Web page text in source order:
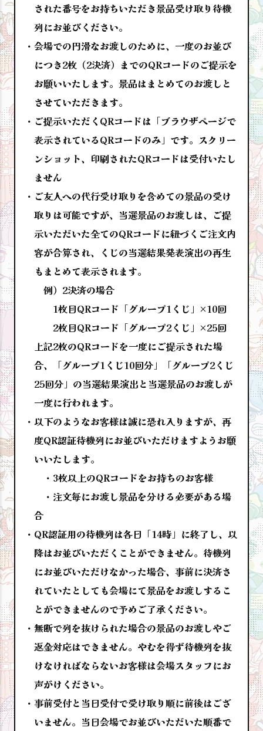
された番号をお持ちいただき景品受け取り待機
列にお並びください。
会場での円滑なお渡しのために、一度のお並び
につき2枚（2決済）までのQRコードのご提示を
お願いいたします。景品はまとめてのお渡しと
させていただきます。
ご提示いただくQRコードは「ブラウザページで
表示されているQRコードのみ」です。スクリー
ンショット、印刷されたQRコードは受付いたし
ません
ご友人への代行受け取りを含めての景品の受け
取りは可能ですが、当選景品のお渡しは、ご提
示いただいた全てのQRコードに紐づくご注文内
容が合算され、くじの当選結果発表演出の再生
もまとめて表示されます。
例）2決済の場合
1枚目QRコード「グループ1くじ」×10回
2枚目QRコード「グループ2くじ」×25回
上記2枚のQRコードを一度にご提示された場
合、「グループ1くじ10回分」「グループ2くじ
25回分」の当選結果演出と当選景品のお渡しが
一度に行われます。
以下のようなお客様は誠に恐れ入りますが、再
度QR認証待機列にお並びいただけますようお願
いいたします。
3枚以上のQRコードをお持ちのお客様
注文毎にお渡し景品を分ける必要がある場
合
QR認証用の待機列は各日「14時」に終了し、以
降はお並びいただくことができません。待機列
にお並びいただけなかった場合、事前に決済さ
れていたとしても会場にて景品をお渡しするこ
とができませんので予めご了承ください。
無断で列を抜けられた場合の景品のお渡しやご
返金対応はできません。やむを得ず待機列を抜
けなければならないお客様は会場スタッフにお
声がけください。
事前受付と当日受付で受け取り順に前後はござ
いません。当日会場でお並びいただいた順番で